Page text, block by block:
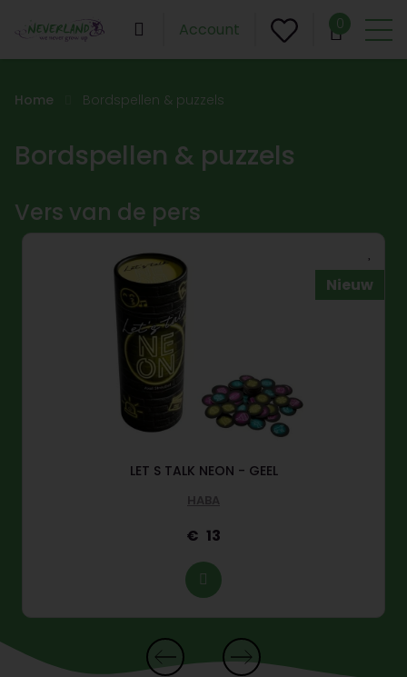
Account 0
Home Bordspellen & puzzels
Bordspellen & puzzels
Vers van de pers
Nieuw
LET S TALK NEON - GEEL
HABA
13